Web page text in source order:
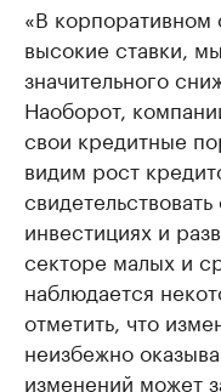
«В корпоративном
высокие ставки,
значительного
Наоборот,
свои кредитные
видим рост
инвестициях и
секторе малых и
наблюдается
отметить, что
неизбежно
изменений может